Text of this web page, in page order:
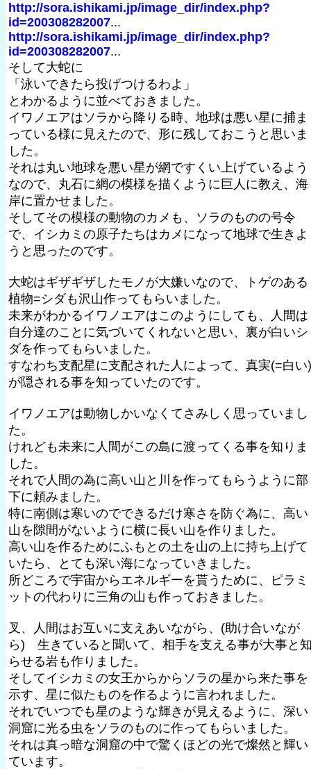
http://sora.ishikami.jp/image_dir/index.php?
id=200308282007...
http://sora.ishikami.jp/image_dir/index.php?
id=200308282007...
そして大蛇に
「泳いできたら投げつけるわよ」
とわかるように並べておきました。
イワノエアはソラから降りる時、地球は悪い星に捕ま
っている様に見えたので、形に残しておこうと思いま
した。
それは丸い地球を悪い星が網ですくい上げているよう
なので、丸石に網の模様を描くように巨人に教え、海
岸に置かせました。
そしてその模様の動物のカメも、ソラのものの号令
で、イシカミの原子たちはカメになって地球で生きよ
うと思ったのです。
大蛇はギザギザしたモノが大嫌いなので、トゲのある
植物=シダも沢山作ってもらいました。
未来がわかるイワノエアはこのようにしても、人間は
自分達のことに気づいてくれないと思い、裏が白いシ
ダを作ってもらいました。
すなわち支配星に支配された人によって、真実(=白い)
が隠される事を知っていたのです。
イワノエアは動物しかいなくてさみしく思っていまし
た。
けれども未来に人間がこの島に渡ってくる事を知りま
した。
それで人間の為に高い山と川を作ってもらうように部
下に頼みました。
特に南側は寒いのでできるだけ寒さを防ぐ為に、高い
山を隙間がないように横に長い山を作りました。
高い山を作るためにふもとの土を山の上に持ち上げて
いたら、とても深い海になっていきました。
所どころで宇宙からエネルギーを貰うために、ピラミ
ットの代わりに三角の山も作っておきました。
叉、人間はお互いに支えあいながら、(助け合いなが
ら) 生きていると聞いて、相手を支える事が大事と
らせる岩も作りました。
そしてイシカミの女王からからソラの星から来た事を
示す、星に似たものを作るように言われました。
それでいつでも星のような輝きが見えるように、深い
洞窟に光る虫をソラのものに作ってもらいました。
それは真っ暗な洞窟の中で驚くほどの光で燦然と輝い
ています。